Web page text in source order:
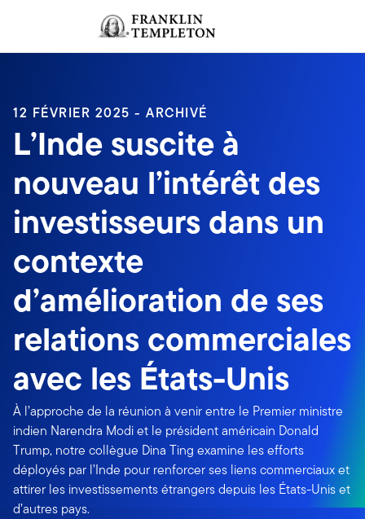
Header menu toggle
Ouverture de session
12 FÉVRIER 2025 - ARCHIVÉ
L’Inde suscite à
nouveau l’intérêt des
investisseurs dans un
contexte
d’amélioration de ses
relations commerciales
avec les États-Unis
À l’approche de la réunion à venir entre le Premier ministre
indien Narendra Modi et le président américain Donald
Trump, notre collègue Dina Ting examine les efforts
déployés par l’Inde pour renforcer ses liens commerciaux et
attirer les investissements étrangers depuis les États-Unis et
d’autres pays.